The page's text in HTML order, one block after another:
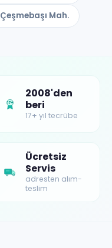
Çeşmebaşı Mah.
17+
2008'den
beri
17+ yıl tecrübe
Ücretsiz
Servis
adresten alım-
teslim